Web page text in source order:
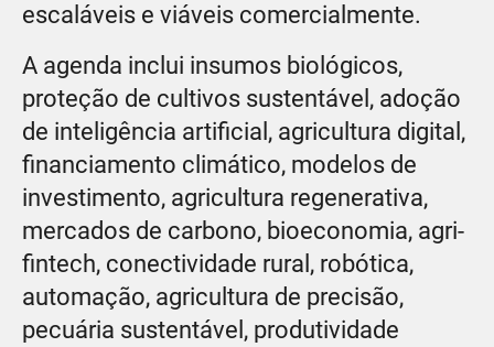
escaláveis e viáveis comercialmente.
A agenda inclui insumos biológicos,
proteção de cultivos sustentável, adoção
de inteligência artificial, agricultura digital,
financiamento climático, modelos de
investimento, agricultura regenerativa,
mercados de carbono, bioeconomia, agri-
fintech, conectividade rural, robótica,
automação, agricultura de precisão,
pecuária sustentável, produtividade